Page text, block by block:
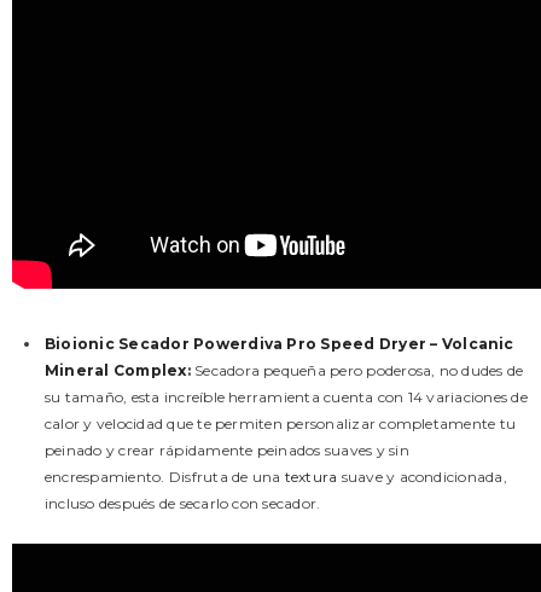
Bioionic Secador Powerdiva Pro Speed Dryer – Volcanic
Mineral Complex:Secadora pequeña pero poderosa, no dudes de
su tamaño, esta increíble herramienta cuenta con 14 variaciones de
calor y velocidad que te permiten personalizar completamente tu
peinado y crear rápidamente peinados suaves y sin
encrespamiento. Disfruta de una textura suave y acondicionada,
incluso después de secarlo con secador.